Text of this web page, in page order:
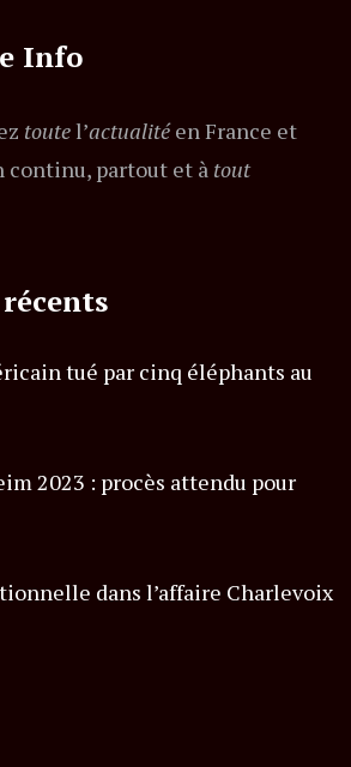
Info
toutel’actualitéen France et
continu, partout et à tout
tué par cinq éléphants au
2023 : procès attendu pour
dans l’affaire Charlevoix